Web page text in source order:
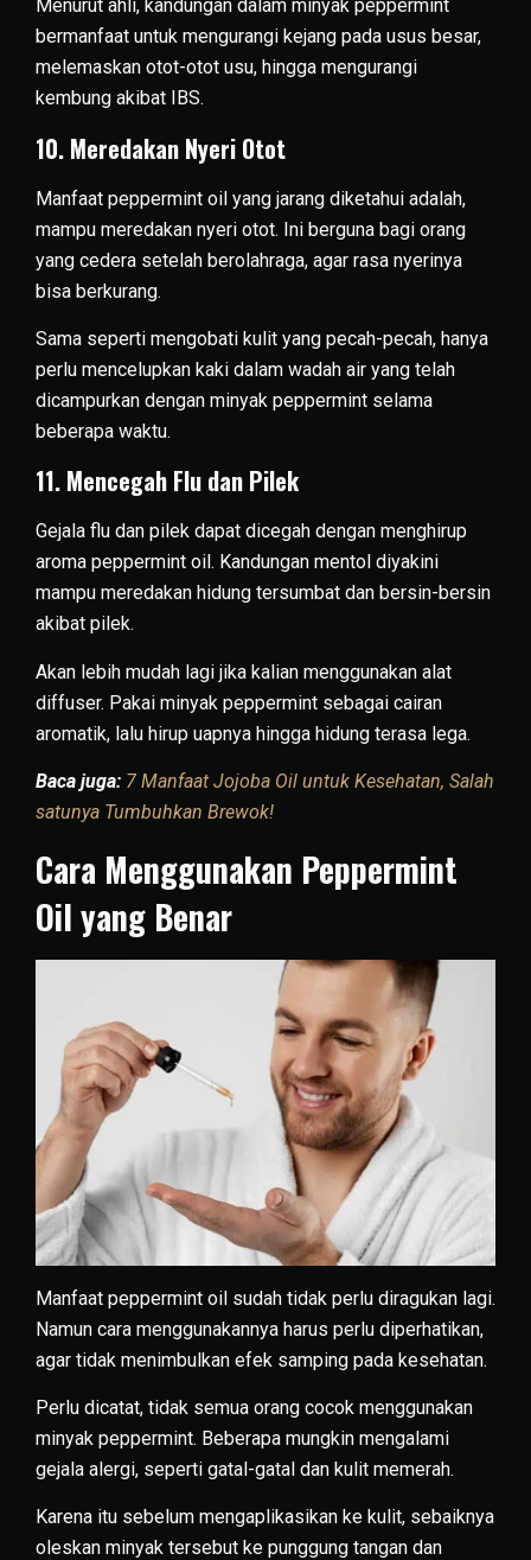
Menurut ahli, kandungan dalam minyak peppermint
bermanfaat untuk mengurangi kejang pada usus besar,
melemaskan otot-otot usu, hingga mengurangi
kembung akibat IBS.
10. Meredakan Nyeri Otot
Manfaat peppermint oil yang jarang diketahui adalah,
mampu meredakan nyeri otot. Ini berguna bagi orang
yang cedera setelah berolahraga, agar rasa nyerinya
bisa berkurang.
Sama seperti mengobati kulit yang pecah-pecah, hanya
perlu mencelupkan kaki dalam wadah air yang telah
dicampurkan dengan minyak peppermint selama
beberapa waktu.
11. Mencegah Flu dan Pilek
Gejala flu dan pilek dapat dicegah dengan menghirup
aroma peppermint oil. Kandungan mentol diyakini
mampu meredakan hidung tersumbat dan bersin-bersin
akibat pilek.
Akan lebih mudah lagi jika kalian menggunakan alat
diffuser. Pakai minyak peppermint sebagai cairan
aromatik, lalu hirup uapnya hingga hidung terasa lega.
Baca juga: 7 Manfaat Jojoba Oil untuk Kesehatan, Salah
satunya Tumbuhkan Brewok!
Cara Menggunakan Peppermint
Oil yang Benar
Manfaat peppermint oil sudah tidak perlu diragukan lagi.
Namun cara menggunakannya harus perlu diperhatikan,
agar tidak menimbulkan efek samping pada kesehatan.
Perlu dicatat, tidak semua orang cocok menggunakan
minyak peppermint. Beberapa mungkin mengalami
gejala alergi, seperti gatal-gatal dan kulit memerah.
Karena itu sebelum mengaplikasikan ke kulit, sebaiknya
oleskan minyak tersebut ke punggung tangan dan